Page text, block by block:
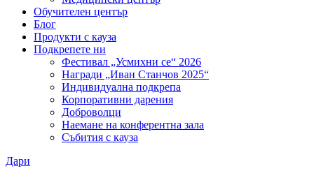
Обучителен център
Блог
Продукти с кауза
Подкрепете ни
Фестивал „Усмихни се“ 2026
Награди „Иван Станчов 2025“
Индивидуална подкрепа
Корпоративни дарения
Доброволци
Наемане на конферентна зала
Събития с кауза
Дари